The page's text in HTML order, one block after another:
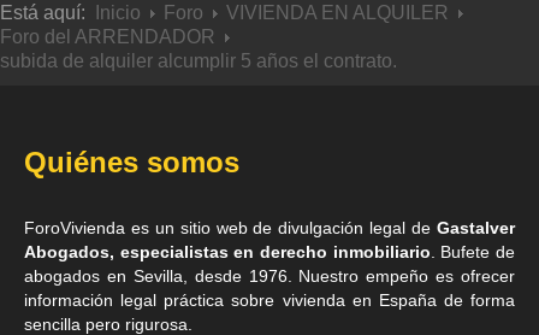
Está aquí: Inicio Foro
VIVIENDA EN ALQUILER
Foro del ARRENDADOR
subida de alquiler alcumplir 5 años el contrato.
Quiénes somos
ForoVivienda es un sitio web de divulgación legal de Gastalver
Abogados, especialistas en derecho inmobiliario . Bufete de
abogados en Sevilla , desde 1976. Nuestro empeño es ofrecer
información legal práctica sobre vivienda en España de forma
sencilla pero rigurosa.